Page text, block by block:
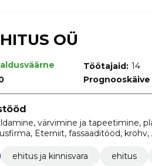
OÜ
Töötajaid: 14
Prognooskäive
värvimine ja tapeetimine,
Eterniit, fassaaditööd, krohv,
ehitus ja kinnisvara ehitus